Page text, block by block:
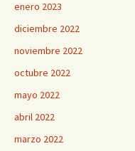
enero 2023
diciembre 2022
noviembre 2022
octubre 2022
mayo 2022
abril 2022
marzo 2022